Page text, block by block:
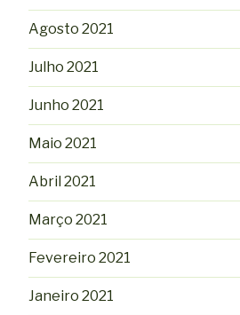
Agosto 2021
Julho 2021
Junho 2021
Maio 2021
Abril 2021
Março 2021
Fevereiro 2021
Janeiro 2021